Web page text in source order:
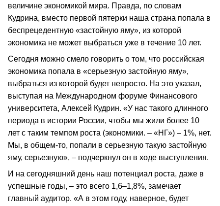
величине экономикой мира. Правда, по словам
Кудрина, вместо первой пятерки наша страна попала в
беспрецедентную «застойную яму», из которой
экономика не может выбраться уже в течение 10 лет.
Сегодня можно смело говорить о том, что российская
экономика попала в «серьезную застойную яму»,
выбраться из которой будет непросто. На это указал,
выступая на Международном форуме Финансового
университета, Алексей Кудрин. «У нас такого длинного
периода в истории России, чтобы мы жили более 10
лет с таким темпом роста (экономики. – «НГ») – 1%, нет.
Мы, в общем-то, попали в серьезную такую застойную
яму, серьезную», – подчеркнул он в ходе выступления.
И на сегодняшний день наш потенциал роста, даже в
успешные годы, – это всего 1,6–1,8%, замечает
главный аудитор. «А в этом году, наверное, будет